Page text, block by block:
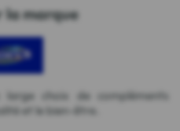
la marque
choix de compléments
et le bien-être.